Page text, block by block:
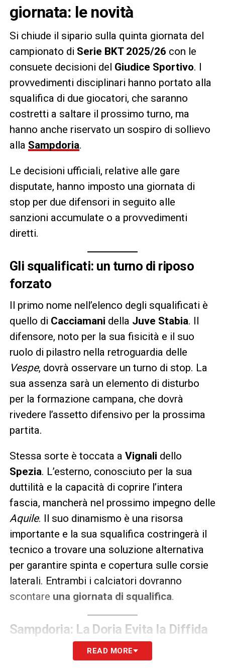
giornata: le novità
Si chiude il sipario sulla quinta giornata del
campionato di Serie BKT 2025/26 con le
consuete decisioni del Giudice Sportivo. I
provvedimenti disciplinari hanno portato alla
squalifica di due giocatori, che saranno
costretti a saltare il prossimo turno, ma
hanno anche riservato un sospiro di sollievo
alla Sampdoria.
Le decisioni ufficiali, relative alle gare
disputate, hanno imposto una giornata di
stop per due difensori in seguito alle
sanzioni accumulate o a provvedimenti
diretti.
Gli squalificati: un turno di riposo
forzato
Il primo nome nell’elenco degli squalificati è
quello di Cacciamani della Juve Stabia. Il
difensore, noto per la sua fisicità e il suo
ruolo di pilastro nella retroguardia delle
Vespe, dovrà osservare un turno di stop. La
sua assenza sarà un elemento di disturbo
per la formazione campana, che dovrà
rivedere l’assetto difensivo per la prossima
partita.
Stessa sorte è toccata a Vignali dello
Spezia. L’esterno, conosciuto per la sua
duttilità e la capacità di coprire l’intera
fascia, mancherà nel prossimo impegno delle
Aquile. Il suo dinamismo è una risorsa
importante e la sua squalifica costringerà il
tecnico a trovare una soluzione alternativa
per garantire spinta e copertura sulle corsie
laterali. Entrambi i calciatori dovranno
scontare una giornata di squalifica.
Sampdoria: La Doria Evita la Diffida
Un dato particolarmente confortante
READ MORE